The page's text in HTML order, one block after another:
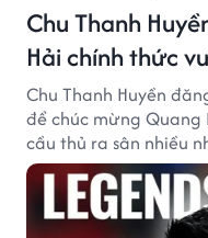
Chu Thanh
Hải chính thức
Chu Thanh Huyền
để chúc mừng Quang
cầu thủ ra sân nhiều